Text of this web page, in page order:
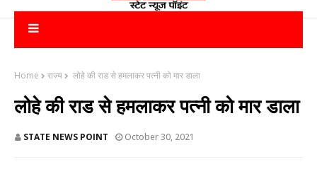
Home राज्य लोहे की राड से हमलाकर पत्नी को मार डाला
लोहे की राड से हमलाकर पत्नी को मार डाला
STATE NEWS POINT October 30, 2021